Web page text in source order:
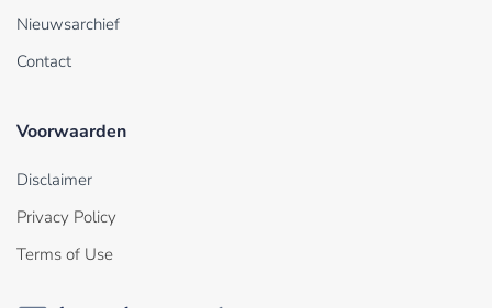
Nieuwsarchief
Contact
Voorwaarden
Disclaimer
Privacy Policy
Terms of Use